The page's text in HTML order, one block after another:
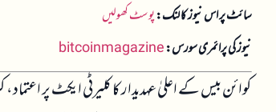
سائٹ پر اس نیوز کا لنک:پوسٹ کھولیں
نیوز کی پرائمری سورس:bitcoinmagazine
کوائن بیس کے اعلیٰ عہدیدار کا کلیرٹی ایکٹ پر اعتماد،